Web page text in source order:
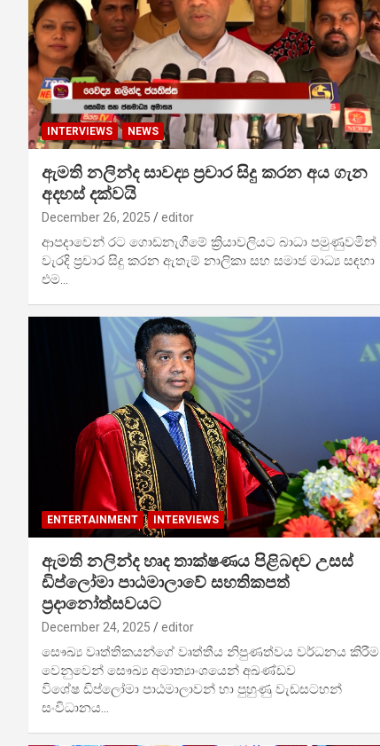
INTERVIEWS NEWS
ඇමති නලින්ද සාවද්‍ය ප්‍රචාර සිදු කරන අය ගැන
අදහස් දක්වයි
December 26, 2025 editor
ආපදාවෙන් රට ගොඩනැගීමේ ක්‍රියාවලියට බාධා පමුණුවමින්
වැරදි ප්‍රචාර සිදු කරන ඇතැම් නාලිකා සහ සමාජ මාධ්‍ය සඳහා
එම…
ENTERTAINMENT INTERVIEWS
ඇමති නලින්ද හෘද තාක්ෂණය පිළිබඳව උසස්
ඩිප්ලෝමා පාඨමාලාවේ සහතිකපත්
ප්‍රදානෝත්සවයට
December 24, 2025 editor
සෞඛ්‍ය වෘත්තිකයන්ගේ වෘත්තීය නිපුණත්වය වර්ධනය කිරීම
වෙනුවෙන් සෞඛ්‍ය අමාත්‍යාංශයෙන් අඛණ්ඩව
විශේෂ ඩිප්ලෝමා පාඨමාලාවන් හා පුහුණු වැඩසටහන්
සංවිධානය…